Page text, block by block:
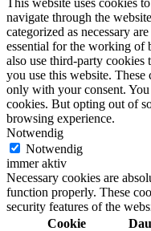
navigate through the
categorized as necessary
essential for the working of
also use third-party cookies
you use this website.
only with your consent.
cookies. But opting out of
browsing experience.
Notwendig
Notwendig
immer aktiv
Necessary cookies are
function properly. These
security features of the
Cookie